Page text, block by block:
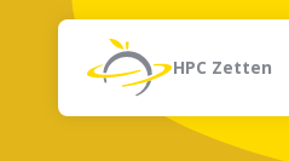
Naar de inhoud
HPC Zetten